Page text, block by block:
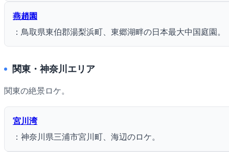
燕趙園
：鳥取県東伯郡湯梨浜町、東郷湖畔の日本最大中国庭園。
関東・神奈川エリア
関東の絶景ロケ。
宮川湾
：神奈川県三浦市宮川町、海辺のロケ。